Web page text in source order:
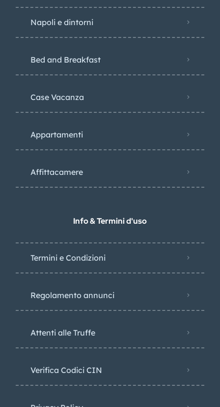
Napoli e dintorni
Bed and Breakfast
Case Vacanza
Appartamenti
Affittacamere
Info & Termini d'uso
Termini e Condizioni
Regolamento annunci
Attenti alle Truffe
Verifica Codici CIN